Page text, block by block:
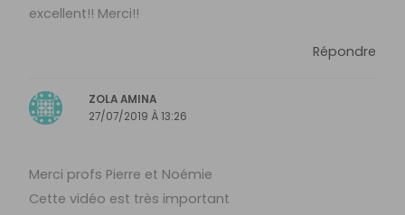
excellent!! Merci!!
Répondre
ZOLA AMINA
27/07/2019 À 13:26
Merci profs Pierre et Noémie
Cette vidéo est très important